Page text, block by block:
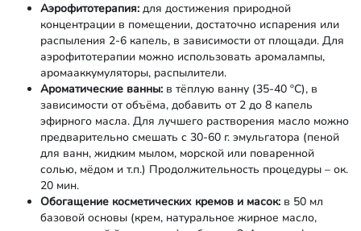
Аэрофитотерапия:для достижения природной
концентрации в помещении, достаточно испарения или
распыления 2-6 капель, в зависимости от площади. Для
аэрофитотерапии можно использовать аромалампы,
аромааккумуляторы, распылители.
Ароматические ванны:в тёплую ванну (35-40 ºC), в
зависимости от объёма, добавить от 2 до 8 капель
эфирного масла. Для лучшего растворения масло можно
предварительно смешать с 30-60 г. эмульгатора (пеной
для ванн, жидким мылом, морской или поваренной
солью, мёдом и т.п.) Продолжительность процедуры – ок.
20 мин.
Обогащение косметических кремов и масок:в 50 мл
базовой основы (крем, натуральное жирное масло,